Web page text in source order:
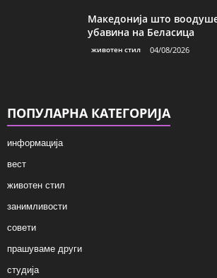
Македонија што
убавина на Беласица
животен стил 04/08/2026
ПОПУЛАРНА КАТЕГОРИЈА
информација
вест
животен стил
занимливости
совети
прашуваме други
студија